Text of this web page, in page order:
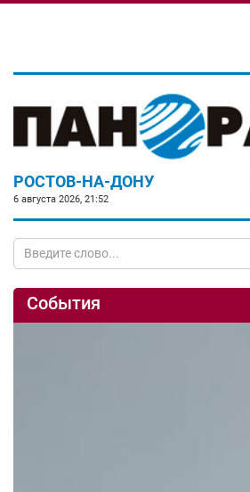
РОСТОВ-НА-ДОНУ
6 августа 2026, 21:52
События